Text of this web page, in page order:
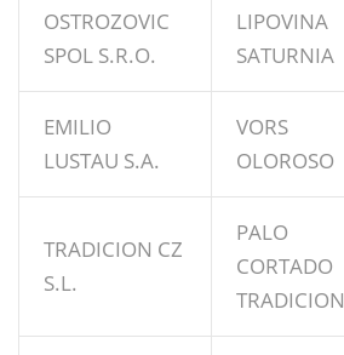
OSTROZOVIC
SPOL S.R.O.
LIPOVINA
SATURNIA
EMILIO
LUSTAU S.A.
VORS
OLOROSO
TRADICION CZ
S.L.
PALO
CORTADO
TRADICION